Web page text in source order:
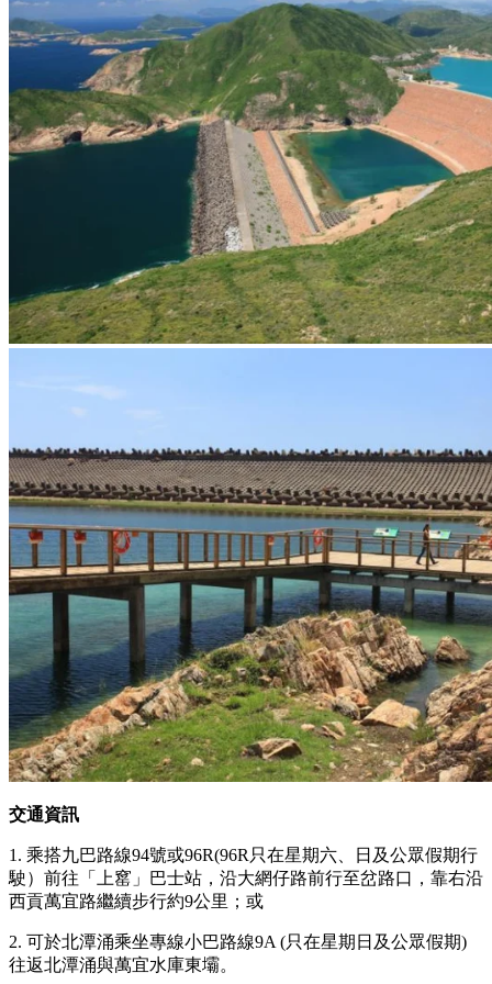
交通資訊
1. 乘搭九巴路線94號或96R(96R只在星期六、日及公眾假期行
駛）前往「上窰」巴士站，沿大網仔路前行至岔路口，靠右沿
西貢萬宜路繼續步行約9公里；或
2. 可於北潭涌乘坐專線小巴路線9A (只在星期日及公眾假期)
往返北潭涌與萬宜水庫東壩。